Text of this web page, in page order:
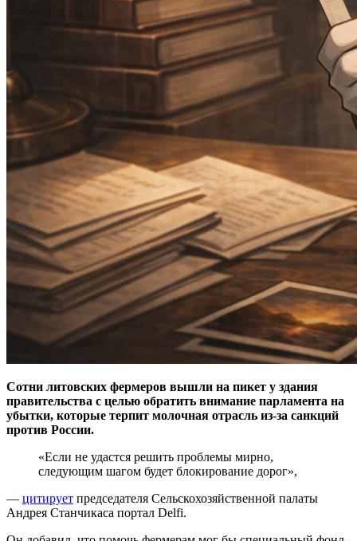
Сотни литовских фермеров вышли на пикет у здания
правительства с целью обратить внимание парламента на
убытки, которые терпит молочная отрасль из-за санкций
против России.
«Если не удастся решить проблемы мирно,
следующим шагом будет блокирование дорог»,
— цитирует председателя Сельскохозяйственной палаты
Андрея Станчикаса портал Delfi.